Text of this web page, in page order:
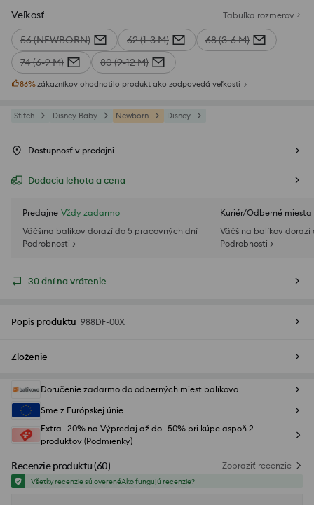
Veľkosť Tabuľka rozmerov
56 (NEWBORN) 62 (1-3 M)
68 (3-6 M)
74 (6-9 M)
80 (9-12 M)
86%zákazníkov ohodnotilo produkt ako zodpovedá veľkosti
Stitch Disney Baby Newborn Disney
Dostupnosť v predajni
Dodacia lehota a cena
Predajne Vždy zadarmo
Väčšina balíkov dorazí do 5 pracovných dní
Podrobnosti >
Kuriér/Odberné miesta
Väčšina balíkov
Podrobnosti >
30 dní na vrátenie
Popis produktu 988DF-00X
Zloženie
Doručenie zadarmo do odberných miest balíkovo
Sme z Európskej únie
Extra -20% na Výpredaj až do -50% pri kúpe aspoň 2
produktov (Podmienky)
Recenzie produktu(60) Zobraziť recenzie
Všetky recenzie sú overenéAko fungujú recenzie?